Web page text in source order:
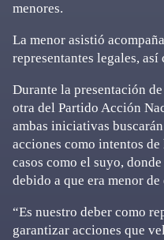
menores.
La menor asistió
representantes legales,
Durante la presentación
otra del Partido Acción
ambas iniciativas
acciones como intentos
casos como el suyo,
debido a que era menor de
“Es nuestro deber como
garantizar acciones que